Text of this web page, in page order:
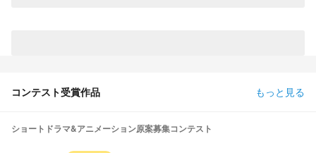
コンテスト受賞作品 もっと見る
ショートドラマ&アニメーション原案募集コンテスト